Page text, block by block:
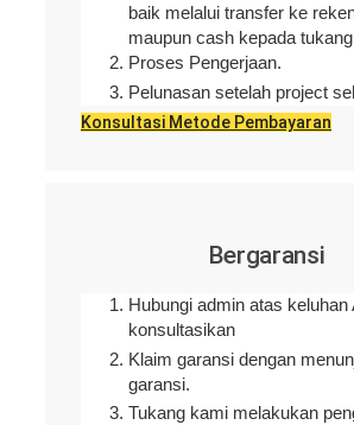
baik melalui transfer ke
maupun cash kepada
Proses Pengerjaan.
Pelunasan setelah project
Konsultasi Metode Pembayaran
Bergaransi
Hubungi admin atas keluhan
konsultasikan
Klaim garansi dengan
garansi.
Tukang kami melakukan